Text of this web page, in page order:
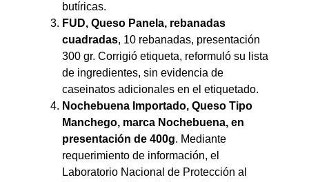
butíricas.
FUD, Queso Panela, rebanadas
cuadradas, 10 rebanadas, presentación
300 gr. Corrigió etiqueta, reformuló su lista
de ingredientes, sin evidencia de
caseinatos adicionales en el etiquetado.
Nochebuena Importado, Queso Tipo
Manchego, marca Nochebuena, en
presentación de 400g. Mediante
requerimiento de información, el
Laboratorio Nacional de Protección al